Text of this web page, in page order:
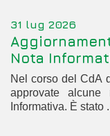
31 lug 2026
Nota
Nel corso del CdA
approvate
Informativa. È stato